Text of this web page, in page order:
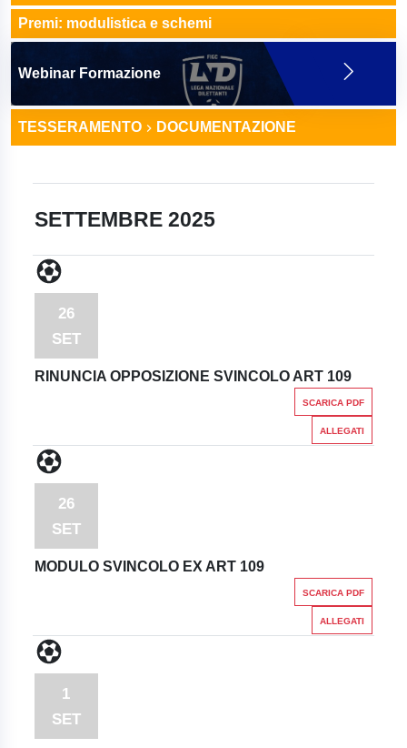
Premi: modulistica e schemi
Webinar Formazione
TESSERAMENTO DOCUMENTAZIONE
SETTEMBRE 2025
26
SET
RINUNCIA OPPOSIZIONE SVINCOLO ART 109
SCARICA PDF
ALLEGATI
26
SET
MODULO SVINCOLO EX ART 109
SCARICA PDF
ALLEGATI
1
SET